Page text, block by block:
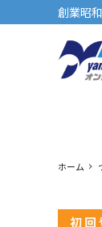
創業昭
ホーム